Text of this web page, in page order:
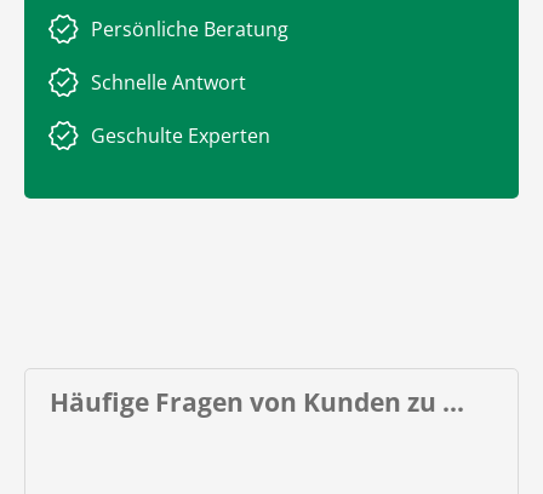
Persönliche Beratung
Schnelle Antwort
Geschulte Experten
Häufige Fragen von Kunden zu ...